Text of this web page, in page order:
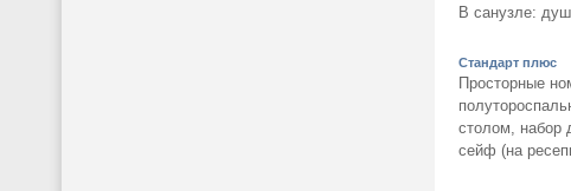
В санузле:
Стандарт плюс
Просторные
столом, набор
сейф (на